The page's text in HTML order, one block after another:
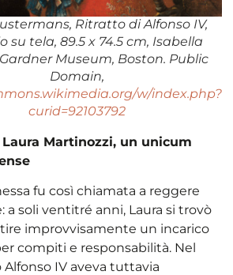
Ritratto di Alfonso IV,
su tela, 89.5 x 74.5 cm, Isabella
Museum, Boston. Public
Domain,
w/index.php?
curid=92103792
Martinozzi, un unicum
fu così chiamata a reggere
a soli ventitré anni, Laura si trovò
improvvisamente un incarico
compiti e responsabilità. Nel
IV aveva tuttavia